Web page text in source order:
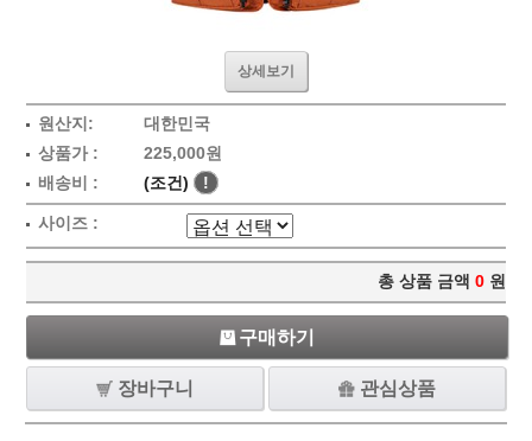
상세보기
원산지:
대한민국
상품가 :
225,000원
배송비 :
(조건) !
사이즈 :
총 상품 금액 0 원
구매하기
장바구니 관심상품